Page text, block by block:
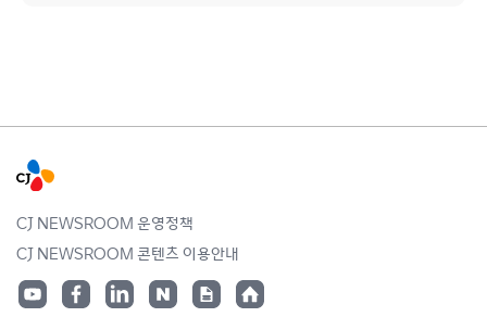
CJ NEWSROOM 운영정책
CJ NEWSROOM 콘텐츠 이용안내